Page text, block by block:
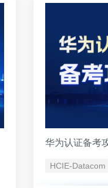
华为认证备考
HCIE-Datacom